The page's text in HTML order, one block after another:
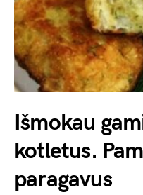
Išmokau
kotletus.
paragavus